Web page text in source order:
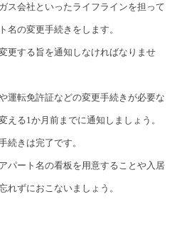
ス会社といったライフラインを担って
名の変更手続きをします。
更する旨を通知しなければなりませ
運転免許証などの変更手続きが必要な
える1か月前までに通知しましょう。
続きは完了です。
パート名の看板を用意することや入居
れずにおこないましょう。